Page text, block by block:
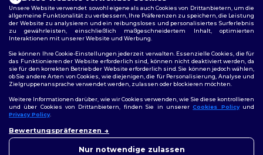
Berlin|Hamburg | München| Köln |Frankfurt | Essen |Dortmund|
Stuttgart |Düsseldorf | Bremen
Unsere Website verwendet sowohl eigene als auch Cookies von Drittanbietern, um die
allgemeine Funktionalität zu verbessern, Ihre Präferenzen zu speichern, die Leistung
der Website zu analysieren und ein reibungsloses und personalisiertes Surferlebnis
zu gewährleisten, einschließlich maßgeschneidertem Inhalt, optimierten
Interaktionen mit unserer Website und Werbung.
Sie können Ihre Cookie-Einstellungen jederzeit verwalten. Essenzielle Cookies, die für
das Funktionieren der Website erforderlich sind, können nicht deaktiviert werden, da
sie für den korrekten Betrieb der Website erforderlich sind. Sie können jedoch wählen,
ob Sie andere Arten von Cookies, wie diejenigen, die für Personalisierung, Analyse und
Zielgruppenansprache verwendet werden, zulassen oder blockieren möchten.
Weitere Informationen darüber, wie wir Cookies verwenden, wie Sie diese kontrollieren
und über Cookies von Drittanbietern, finden Sie in unsererCookies Policyund
Privacy Policy.
Bewertungspräferenzen
Nur notwendige zulassen
uns jederzeit kontaktieren.